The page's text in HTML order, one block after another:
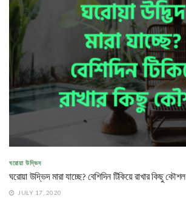
ঘরোয়া উদ্ভিদ
ঘরোয়া উদ্ভিদ মারা যাচ্ছে? বেশিদিন টিকিয়ে রাখার কিছু কৌশল
JULY 17, 2020